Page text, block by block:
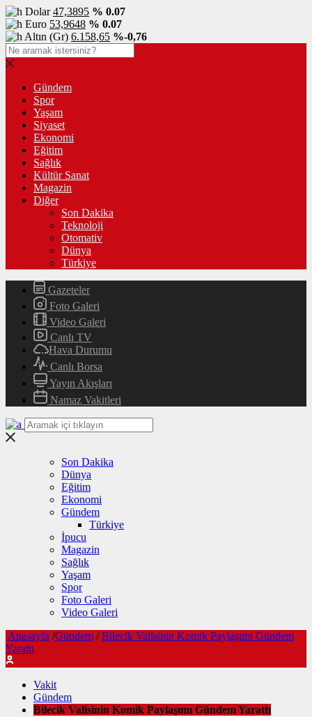
Dolar47,3895 % 0.07
Euro 53,9648 % 0.07
Altın (Gr) 6.158,65 %-0,76
Gündem
Spor
Yaşam
Siyaset
Ekonomi
Eğitim
Sağlık
Kültür Sanat
Magazin
Diğer
Son Dakika
Teknoloji
Otomativ
Dünya
Türkiye
Gazeteler
Foto Galeri
Video Galeri
Canlı TV
Hava Durumu
Canlı Borsa
Yayın Akışları
Namaz Vakitleri
Son Dakika
Dünya
Eğitim
Ekonomi
Gündem
Türkiye
İpucu
Magazin
Sağlık
Yaşam
Spor
Foto Galeri
Video Galeri
Anasayfa /Gündem / Bilecik Valisinin Komik Paylaşımı Gündem
Yarattı
Vakit
Gündem
Bilecik Valisinin Komik Paylaşımı Gündem Yarattı